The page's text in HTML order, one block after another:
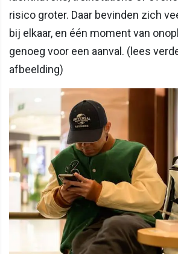
risico groter. Daar bevinden zich
bij elkaar, en één moment van
genoeg voor een aanval. (lees
afbeelding)